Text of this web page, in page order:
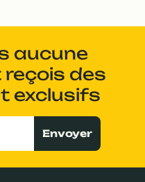
aucune
des
exclusifs
Envoyer